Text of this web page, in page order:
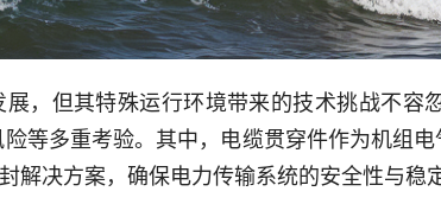
，但其特殊运行环境带来的技术挑战不
等多重考验。其中，电缆贯穿件作为机组
解决方案，确保电力传输系统的安全性与稳